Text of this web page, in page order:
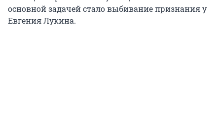
основной задачей стало выбивание признания у
Евгения Лукина.